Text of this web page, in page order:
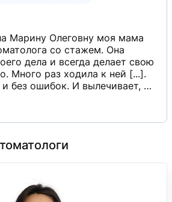
Марину Олеговну моя мама
со стажем. Она
дела и всегда делает свою
Много раз ходила к ней [...].
и без ошибок. И вылечивает, и
зуб. Я всем рекомендовала
потому что ни разу не
100%. Долгих лет вам жизни